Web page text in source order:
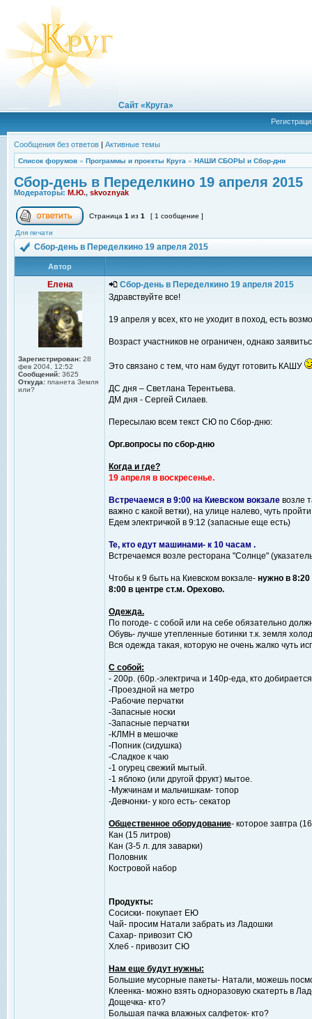
Сайт «Круга»
Сообщения без ответов | Активные темы
Список форумов » Программы и проекты Круга » НАШИ СБОРЫ и Сбор-дни
Сбор-день в Переделкино 19 апреля 2015
Модераторы: М.Ю., skvoznyak
Страница 1 из 1 [ 1 сообщение ]
Для печати
Сбор-день в Переделкино 19 апреля 2015
Автор
Елена
Зарегистрирован: 28
фев 2004, 12:52
Сообщений: 3625
Откуда: планета Земля
или?
Сбор-день в Переделкино 19 апреля 2015
Здравствуйте все!
19 апреля у всех, кто не уходит в поход, есть
Возраст участников не ограничен, однако
Это связано с тем, что нам будут готовить КАШУ
ДС дня – Светлана Терентьева.
ДМ дня - Сергей Силаев.
Пересылаю всем текст СЮ по Сбор-дню:
Орг.вопросы по сбор-дню
Когда и где?
19 апреля в воскресенье.
Встречаемся в 9:00 на Киевском вокзале возле
важно с какой ветки), на улице налево, чуть
Едем электричкой в 9:12 (запасные еще есть)
Те, кто едут машинами- к 10 часам .
Встречаемся возле ресторана "Солнце"
Чтобы к 9 быть на Киевском вокзале- нужно в 8:20
8:00 в центре ст.м. Орехово.
Одежда.
По погоде- с собой или на себе обязательно
Обувь- лучше утепленные ботинки т.к. земля
Вся одежда такая, которую не очень жалко чуть
С собой:
- 200р. (60р.-электрича и 140р-еда, кто
-Проездной на метро
-Рабочие перчатки
-Запасные носки
-Запасные перчатки
-КЛМН в мешочке
-Попник (сидушка)
-Сладкое к чаю
-1 огурец свежий мытый.
-1 яблоко (или другой фрукт) мытое.
-Мужчинам и мальчишкам- топор
-Девчонки- у кого есть- секатор
Общественное оборудование- которое завтра
Кан (15 литров)
Кан (3-5 л. для заварки)
Половник
Костровой набор
Продукты:
Сосиски- покупает ЕЮ
Чай- просим Натали забрать из Ладошки
Сахар- привозит СЮ
Хлеб - привозит СЮ
Нам еще будут нужны:
Большие мусорные пакеты- Натали, можешь
Клеенка- можно взять одноразовую скатерть в
Дощечка- кто?
Большая пачка влажных салфеток- кто?